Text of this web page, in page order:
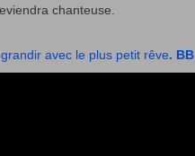
chanteuse.
avec le plus petit rêve. BB